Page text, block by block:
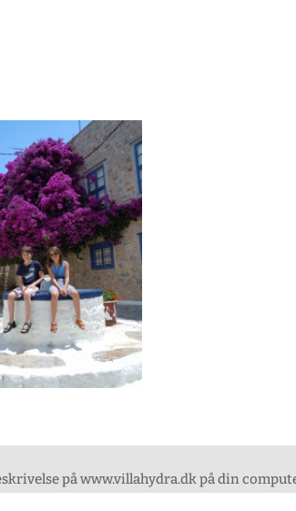
på www.villahydra.dk på din